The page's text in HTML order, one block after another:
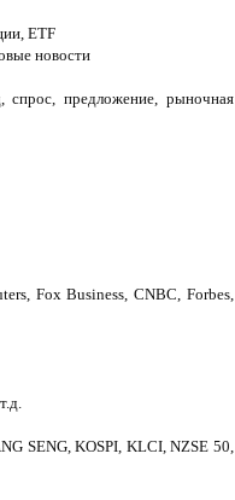
ETF
новости
предложение, рыночная
Fox Business, CNBC, Forbes,
SENG, KOSPI, KLCI, NZSE 50,